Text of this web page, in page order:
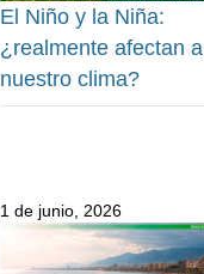
El Niño y la Niña:
¿realmente afectan a
nuestro clima?
1 de junio, 2026